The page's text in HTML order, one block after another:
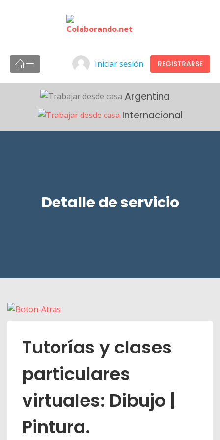
Iniciar sesión REGISTRARSE
Argentina
Internacional
Detalle de servicio
Tutorías y clases
particulares
virtuales: Dibujo |
Pintura.